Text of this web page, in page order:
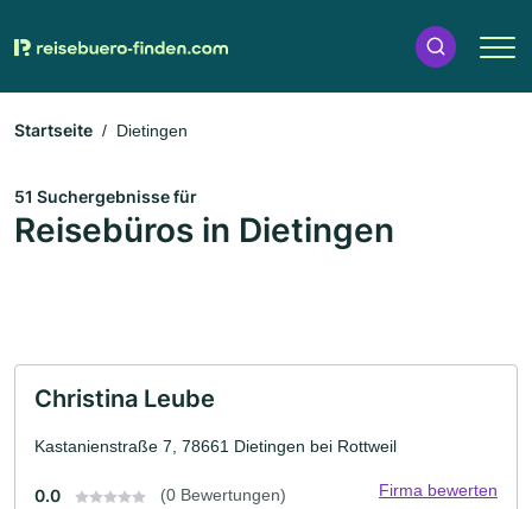
Startseite Dietingen
51 Suchergebnisse für
Reisebüros in Dietingen
Christina Leube
Kastanienstraße 7, 78661 Dietingen bei Rottweil
0.0 (0 Bewertungen) Firma bewerten